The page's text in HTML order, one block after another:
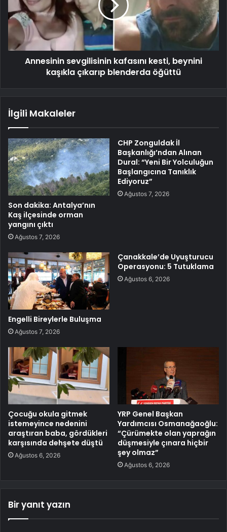
Annesinin sevgilisinin kafasını kesti, beynini
kaşıkla çıkarıp blenderda öğüttü
İlgili Makaleler
Son dakika: Antalya’nın
Kaş ilçesinde orman
yangını çıktı
Ağustos 7, 2026
CHP Zonguldak İl
Başkanlığı’ndan Alınan
Dural: “Yeni Bir Yolculuğun
Başlangıcına Tanıklık
Ediyoruz”
Ağustos 7, 2026
Engelli Bireylerle Buluşma
Ağustos 7, 2026
Çanakkale’de Uyuşturucu
Operasyonu: 5 Tutuklama
Ağustos 6, 2026
Çocuğu okula gitmek
istemeyince nedenini
araştıran baba, gördükleri
karşısında dehşete düştü
Ağustos 6, 2026
YRP Genel Başkan
Yardımcısı Osmanağaoğlu:
“Çürümekte olan yaprağın
düşmesiyle çınara hiçbir
şey olmaz”
Ağustos 6, 2026
Bir yanıt yazın